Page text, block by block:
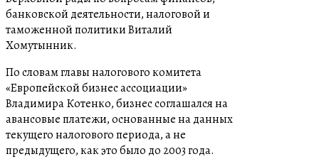
банковской деятельности, налоговой и
таможенной политики Виталий
Хомутынник.
По словам главы налогового комитета
«Европейской бизнес ассоциации»
Владимира Котенко, бизнес соглашался на
авансовые платежи, основанные на данных
текущего налогового периода, а не
предыдущего, как это было до 2003 года.